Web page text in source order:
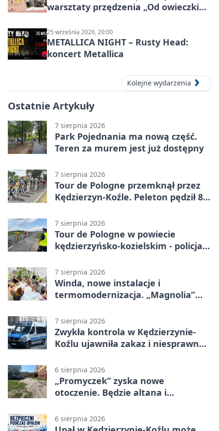
warsztaty przędzenia „Od owieczki
25 września 2026, 20:00
METALLICA NIGHT – Rusty Head:
koncert Metallica
Kolejne wydarzenia
Ostatnie Artykuły
7 sierpnia 2026
Park Pojednania ma nową część.
Teren za murem jest już dostępny
7 sierpnia 2026
Tour de Pologne przemknął przez
Kędzierzyn-Koźle. Peleton pędził 80
7 sierpnia 2026
Tour de Pologne w powiecie
kędzierzyńsko-kozielskim - policja
7 sierpnia 2026
Winda, nowe instalacje i
termomodernizacja. „Magnolia”
7 sierpnia 2026
Zwykła kontrola w Kędzierzynie-
Koźlu ujawniła zakaz i niesprawne
6 sierpnia 2026
„Promyczek” zyska nowe
otoczenie. Będzie altana i
6 sierpnia 2026